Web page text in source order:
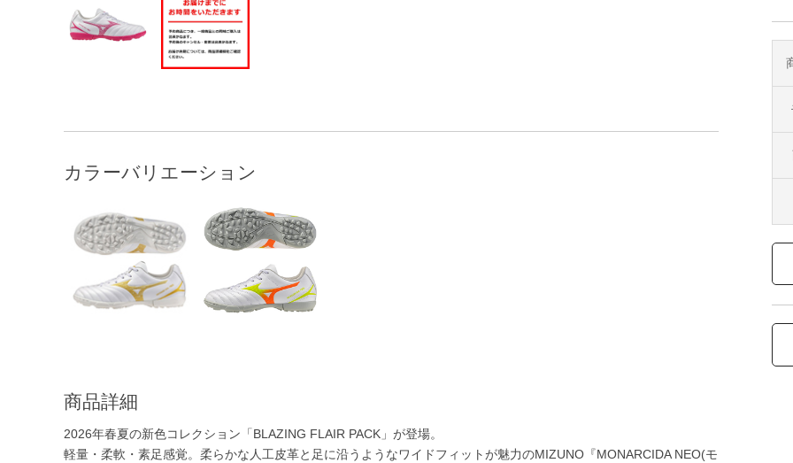
カラーバリエーション
商品詳細
2026年春夏の新色コレクション「BLAZING FLAIR PACK」が登場。
軽量・柔軟・素足感覚。柔らかな人工皮革と足に沿うようなワイドフィットが魅力のMIZUNO『MONARCIDA NEO(モ